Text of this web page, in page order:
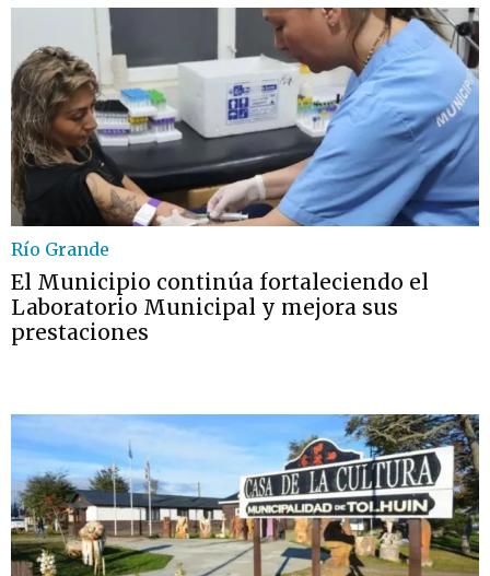
Río Grande
El Municipio continúa fortaleciendo el
Laboratorio Municipal y mejora sus
prestaciones